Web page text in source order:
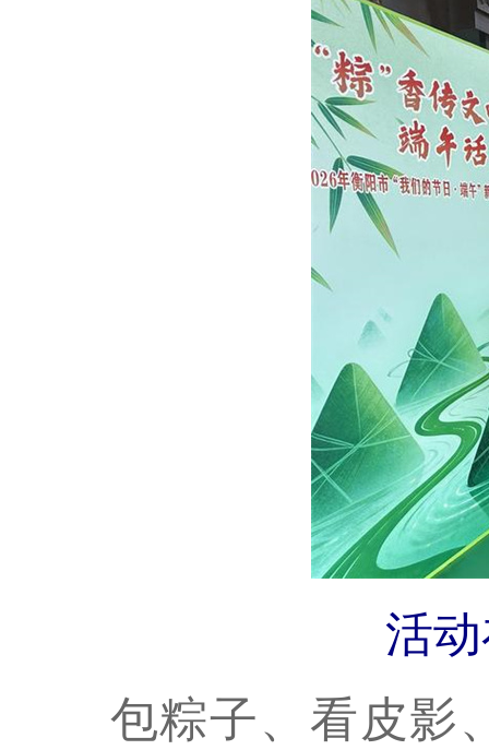
活
包粽子、看皮影